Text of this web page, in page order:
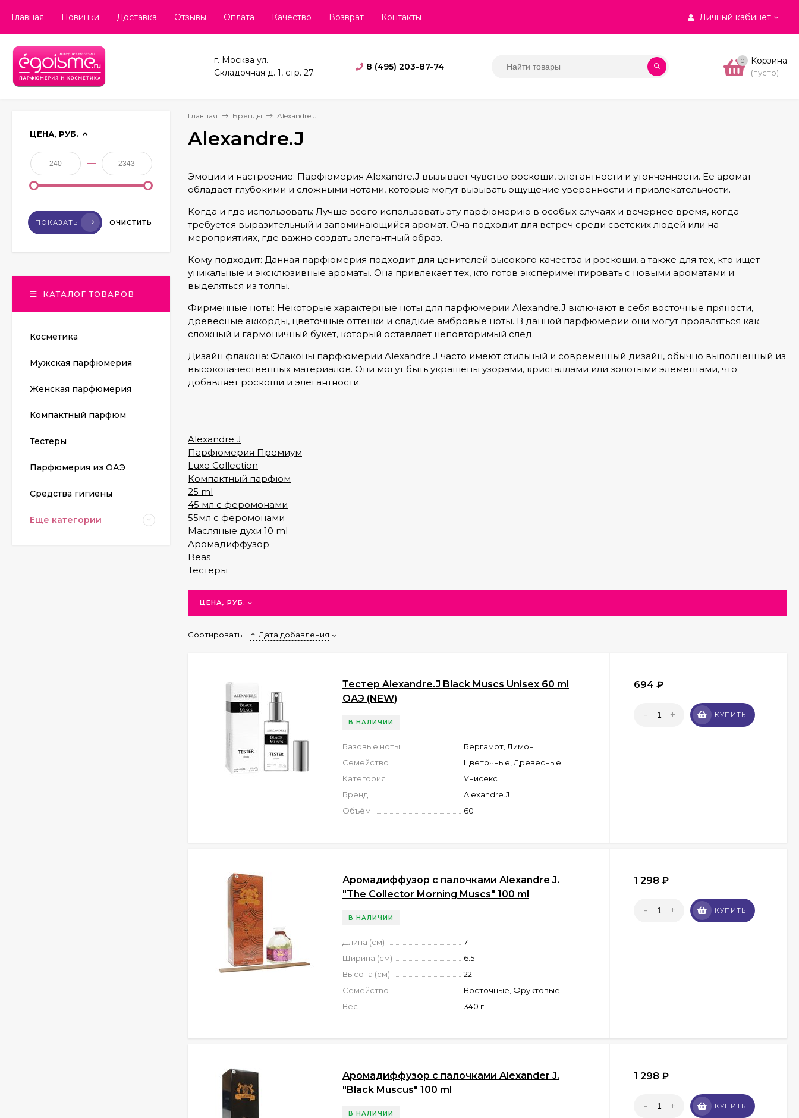
Личный кабинет
Главная Новинки Доставка Отзывы Оплата Качество Возврат Контакты
г. Москва ул.
Складочная д. 1, стр. 27.
8 (495) 203-87-74
0 Корзина
(пусто)
Главная Бренды Alexandre.J
Alexandre.J
Эмоции и настроение: Парфюмерия Alexandre.J вызывает чувство роскоши, элегантности и утонченности. Ее аромат
обладает глубокими и сложными нотами, которые могут вызывать ощущение уверенности и привлекательности.
Когда и где использовать: Лучше всего использовать эту парфюмерию в особых случаях и вечернее время, когда
требуется выразительный и запоминающийся аромат. Она подходит для встреч среди светских людей или на
мероприятиях, где важно создать элегантный образ.
Кому подходит: Данная парфюмерия подходит для ценителей высокого качества и роскоши, а также для тех, кто ищет
уникальные и эксклюзивные ароматы. Она привлекает тех, кто готов экспериментировать с новыми ароматами и
выделяться из толпы.
Фирменные ноты: Некоторые характерные ноты для парфюмерии Alexandre.J включают в себя восточные пряности,
древесные аккорды, цветочные оттенки и сладкие амбровые ноты. В данной парфюмерии они могут проявляться как
сложный и гармоничный букет, который оставляет неповторимый след.
Дизайн флакона: Флаконы парфюмерии Alexandre.J часто имеют стильный и современный дизайн, обычно выполненный из
высококачественных материалов. Они могут быть украшены узорами, кристаллами или золотыми элементами, что
добавляет роскоши и элегантности.
Alexandre J
Парфюмерия Премиум
Luxe Collection
Компактный парфюм
25 ml
45 мл с феромонами
55мл с феромонами
Масляные духи 10 ml
Аромадиффузор
Beas
Тестеры
ЦЕНА, РУБ.
Сортировать: Дата добавления
Тестер Alexandre.J Black Muscs Unisex 60 ml
ОАЭ (NEW)
В НАЛИЧИИ
Базовые ноты
Бергамот, Лимон
Семейство
Цветочные, Древесные
Категория
Унисекс
Бренд
Alexandre.J
Объём
60
694 ₽
- + КУПИТЬ
Аромадиффузор с палочками Alexandre J.
"The Collector Morning Muscs" 100 ml
В НАЛИЧИИ
Длина (см)
7
Ширина (см)
6.5
Высота (см)
22
Семейство
Восточные, Фруктовые
Вес
340 г
1 298 ₽
- + КУПИТЬ
Аромадиффузор с палочками Alexander J.
"Black Muscus" 100 ml
В НАЛИЧИИ
1 298 ₽
- + КУПИТЬ
ЦЕНА, РУБ.
—
ПОКАЗАТЬ ОЧИСТИТЬ
КАТАЛОГ ТОВАРОВ
Косметика
Мужская парфюмерия
Женская парфюмерия
Компактный парфюм
Тестеры
Парфюмерия из ОАЭ
Средства гигиены
Еще категории